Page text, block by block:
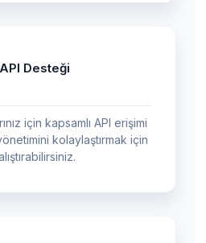
Desteği
için kapsamlı API erişimi
kolaylaştırmak için